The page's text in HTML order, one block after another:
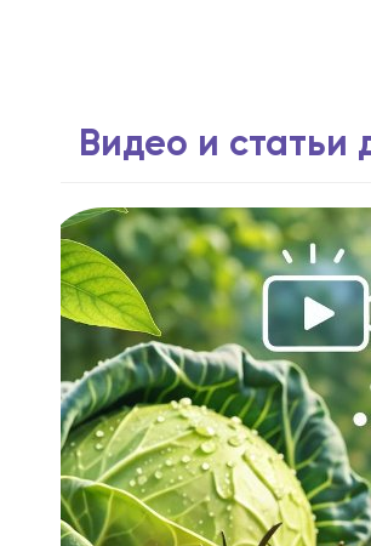
Видео и статьи